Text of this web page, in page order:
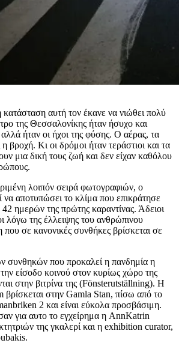
αυτή τον έκανε να νιώθει πολύ
της Θεσσαλονίκης ήταν ήσυχο και
ήταν οι ήχοι της φύσης. Ο αέρας, τα
βροχή. Κι οι δρόμοι ήταν τεράστιοι και τα
μια δική τους ζωή και δεν είχαν καθόλου
λοιπόν σειρά φωτογραφιών, ο
αποτυπώσει το κλίμα που επικράτησε
ημερών της πρώτης καραντίνας. Άδειοι
λόγω της έλλειψης του ανθρώπινου
που σε κανονικές συνθήκες βρίσκεται σε
συνθηκών που προκαλεί η πανδημία η
την είσοδο κοινού στον κυρίως χώρο της
στην βιτρίνα της (Fönsterutställning). Η
βρίσκεται στην Gamla Stan, πίσω από το
2 και είναι εύκολα προσβάσιμη.
για αυτο το εγχείρημα η AnnKatrin
της γκαλερί και η exhibition curator,